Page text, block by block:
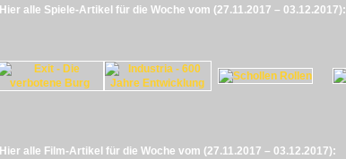
Hier alle Spiele-Artikel für die Woche vom (27.11.2017 – 03.12.2017):
Hier alle Film-Artikel für die Woche vom (27.11.2017 – 03.12.2017):